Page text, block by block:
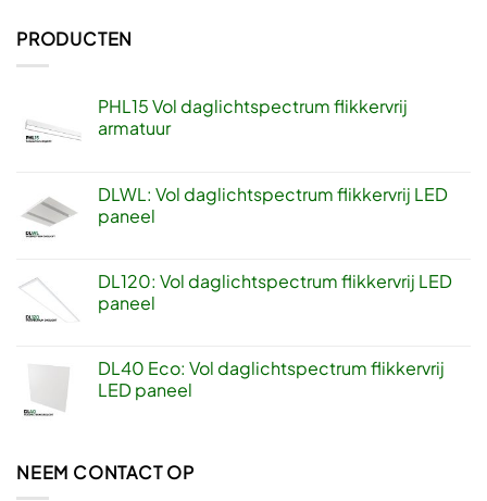
PRODUCTEN
PHL15 Vol daglichtspectrum flikkervrij
armatuur
DLWL: Vol daglichtspectrum flikkervrij LED
paneel
DL120: Vol daglichtspectrum flikkervrij LED
paneel
DL40 Eco: Vol daglichtspectrum flikkervrij
LED paneel
NEEM CONTACT OP